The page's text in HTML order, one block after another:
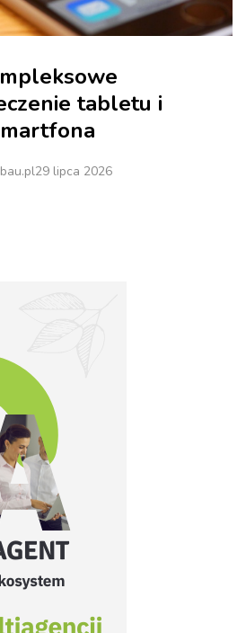
tabletu i
29 lipca 2026